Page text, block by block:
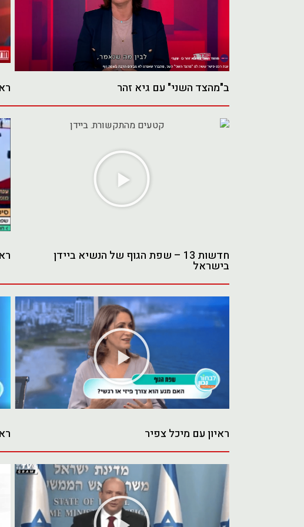
ב"מהצד השני" עם גיא זהר
חדשות 13 – שפת הגוף של הנשיא ביידן
בישראל
נגן
וידאו
ראיון עם מיכל צפיר
נגן
וידאו